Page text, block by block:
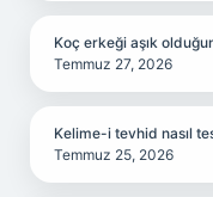
Koç erkeği aşık
Temmuz 27, 2026
Kelime-i tevhid nasıl
Temmuz 25, 2026